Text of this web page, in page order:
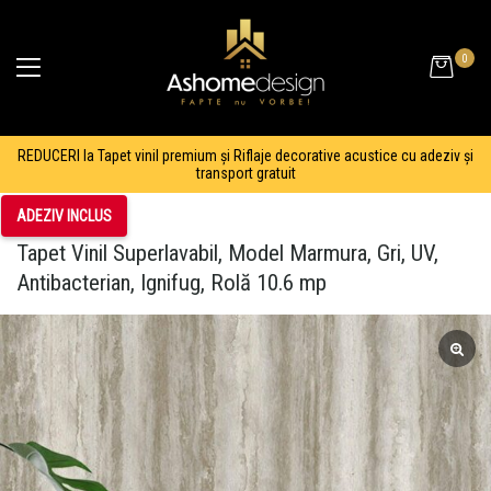
0
REDUCERI la Tapet vinil premium și Riflaje decorative acustice cu adeziv și
transport gratuit
ADEZIV INCLUS
Tapet Vinil Superlavabil, Model Marmura, Gri, UV,
Antibacterian, Ignifug, Rolă 10.6 mp